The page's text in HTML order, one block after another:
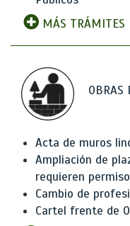
MÁS TRÁMITES
OBRAS
Acta de muros
Ampliación de
requieren
Cambio de
Cartel frente de